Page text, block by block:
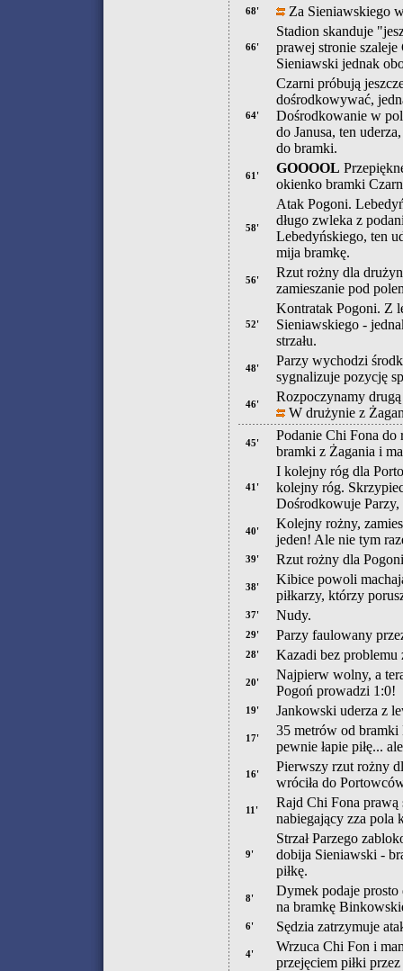
68' Za Sieniawskiego
66'
Stadion skanduje
prawej stronie
Sieniawski jednak
64'
Czarni próbują
dośrodkowywać,
Dośrodkowanie w
do Janusa, ten
do bramki.
61'
GOOOOL
okienko bramki
58'
Atak Pogoni.
długo zwleka z
Lebedyńskiego, ten
mija bramkę.
56'
Rzut rożny dla
zamieszanie pod
52'
Kontratak Pogoni. Z
Sieniawskiego -
strzału.
48'
Parzy wychodzi
sygnalizuje pozycję
46'
Rozpoczynamy
W drużynie z
45'
Podanie Chi Fona do
bramki z Żagania i
41'
I kolejny róg dla
kolejny róg.
Dośrodkowuje
40'
Kolejny rożny,
jeden! Ale nie tym
39' Rzut rożny dla
38'
Kibice powoli
piłkarzy, którzy
37' Nudy.
29' Parzy faulowany
28' Kazadi bez problemu
20'
Najpierw wolny, a
Pogoń prowadzi 1:0!
19' Jankowski uderza z
17'
35 metrów od
pewnie łapie piłę...
16'
Pierwszy rzut rożny
wróciła do
11'
Rajd Chi Fona prawą
nabiegający zza pola
9'
Strzał Parzego
dobija Sieniawski -
piłkę.
8'
Dymek podaje
na bramkę
6' Sędzia zatrzymuje
4'
Wrzuca Chi Fon i
przejęciem piłki